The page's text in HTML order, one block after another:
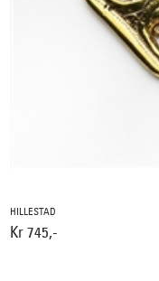
HILLESTAD
Kr 745,-